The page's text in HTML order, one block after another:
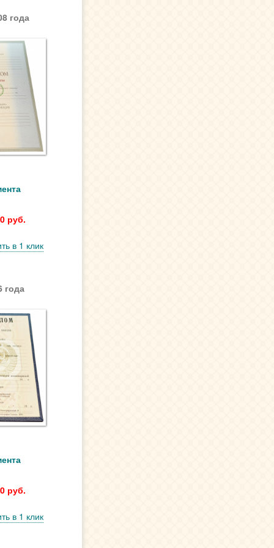
года
руб.
в 1 клик
года
руб.
в 1 клик